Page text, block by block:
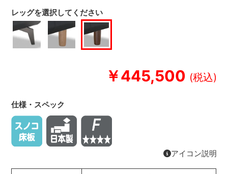
￥445,500
レッグを選択してください
仕様・スペック
アイコン説明